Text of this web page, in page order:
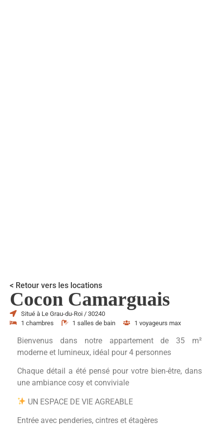
< Retour vers les locations
Cocon Camarguais
Situé à Le Grau-du-Roi / 30240
1 chambres
1 salles de bain 1 voyageurs max
Bienvenus dans notre appartement de 35 m²
moderne et lumineux, idéal pour 4 personnes
Chaque détail a été pensé pour votre bien-être, dans
une ambiance cosy et conviviale
UN ESPACE DE VIE AGREABLE
Entrée avec penderies, cintres et étagères